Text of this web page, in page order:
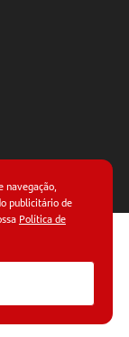
navegação,
publicitário de
Política de